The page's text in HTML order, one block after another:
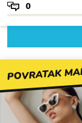
0
POVRATAK